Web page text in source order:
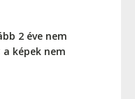
2 éve nem
képek nem